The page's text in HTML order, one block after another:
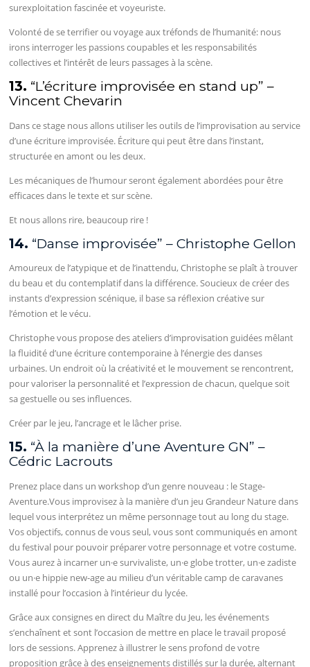
surexploitation fascinée et voyeuriste.
Volonté de se terrifier ou voyage aux tréfonds de l’humanité: nous
irons interroger les passions coupables et les responsabilités
collectives et l’intérêt de leurs passages à la scène.
13. “L’écriture improvisée en stand up” –
Vincent Chevarin
Dans ce stage nous allons utiliser les outils de l’improvisation au service
d’une écriture improvisée. Écriture qui peut être dans l’instant,
structurée en amont ou les deux.
Les mécaniques de l’humour seront également abordées pour être
efficaces dans le texte et sur scène.
Et nous allons rire, beaucoup rire !
14. “Danse improvisée” – Christophe Gellon
Amoureux de l’atypique et de l’inattendu, Christophe se plaît à trouver
du beau et du contemplatif dans la différence. Soucieux de créer des
instants d’expression scénique, il base sa réflexion créative sur
l’émotion et le vécu.
Christophe vous propose des ateliers d’improvisation guidées mêlant
la fluidité d’une écriture contemporaine à l’énergie des danses
urbaines. Un endroit où la créativité et le mouvement se rencontrent,
pour valoriser la personnalité et l’expression de chacun, quelque soit
sa gestuelle ou ses influences.
Créer par le jeu, l’ancrage et le lâcher prise.
15. “À la manière d’une Aventure GN” –
Cédric Lacrouts
Prenez place dans un workshop d’un genre nouveau : le Stage-
Aventure.Vous improvisez à la manière d’un jeu Grandeur Nature dans
lequel vous interprétez un même personnage tout au long du stage.
Vos objectifs, connus de vous seul, vous sont communiqués en amont
du festival pour pouvoir préparer votre personnage et votre costume.
Vous aurez à incarner un·e survivaliste, un·e globe trotter, un·e zadiste
ou un·e hippie new-age au milieu d’un véritable camp de caravanes
installé pour l’occasion à l’intérieur du lycée.
Grâce aux consignes en direct du Maître du Jeu, les événements
s’enchaînent et sont l’occasion de mettre en place le travail proposé
lors de sessions. Apprenez à illustrer le sens profond de votre
proposition grâce à des enseignements distillés sur la durée, alternant